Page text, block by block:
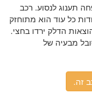
לא יקרה, יש לנו 2 במשפחה תענוג לנסוע. רכב
כל עוד הוא מתוחזק
הדלק ירדו בחצי.
מבעיה של